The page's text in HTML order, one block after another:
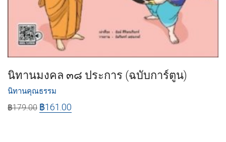
นิทานมงคล ๓๘ ประการ (ฉบับการ์ตูน)
นิทานคุณธรรม
฿179.00 ฿161.00